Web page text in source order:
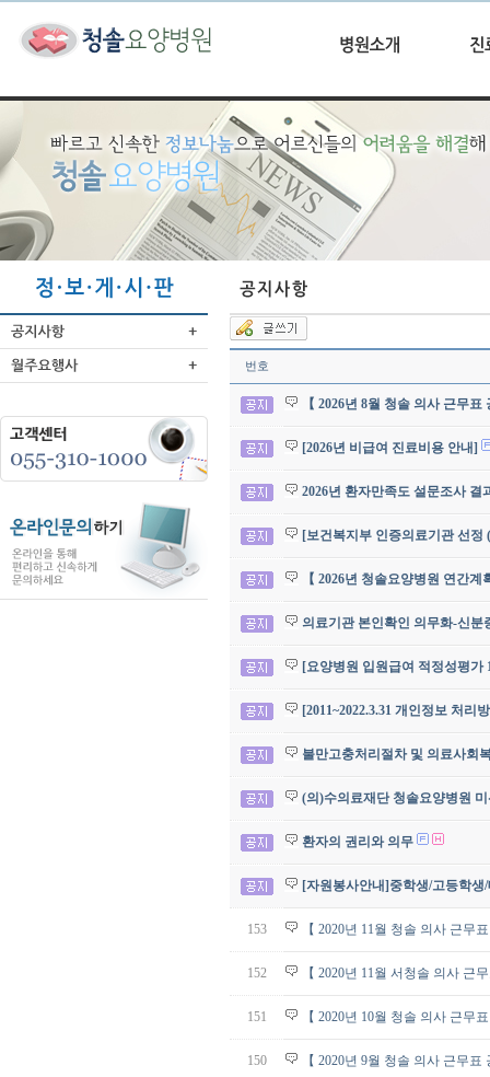
번호
【 2026년 8월 청솔 의사 근무표
[2026년 비급여 진료비용 안내]
2026년 환자만족도 설문조사 결
[보건복지부 인증의료기관 선정
【 2026년 청솔요양병원 연간계
의료기관 본인확인 의무화-신분
[요양병원 입원급여 적정성평가
[2011~2022.3.31 개인정보 처리
불만고충처리절차 및 의료사회
(의)수의료재단 청솔요양병원
환자의 권리와 의무
[자원봉사안내]중학생/고등학
153 【 2020년 11월 청솔 의사 근무
152 【 2020년 11월 서청솔 의사 근
151 【 2020년 10월 청솔 의사 근무
150 【 2020년 9월 청솔 의사 근무표